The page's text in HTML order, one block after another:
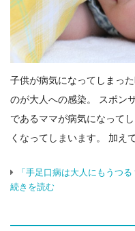
子供が病気になってしまっ
のが大人への感染。 スポン
であるママが病気になって
くなってしまいます。 加
「手足口病は大人にもうつ
続きを読む